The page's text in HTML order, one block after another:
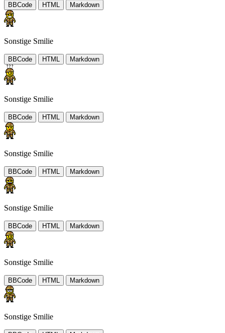
BBCode HTML Markdown
Sonstige Smilie
BBCode HTML Markdown
Sonstige Smilie
BBCode HTML Markdown
Sonstige Smilie
BBCode HTML Markdown
Sonstige Smilie
BBCode HTML Markdown
Sonstige Smilie
BBCode HTML Markdown
Sonstige Smilie